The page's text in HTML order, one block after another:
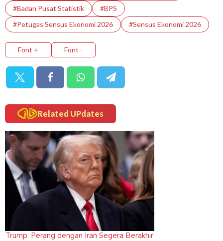
#Badan Pusat Statistik
#BPS
#Petugas Sensus Ekonomi 2026
#Sensus Ekonomi 2026
Font + Font -
Related UPdates
Trump: Perang dengan Iran Segera Berakhir